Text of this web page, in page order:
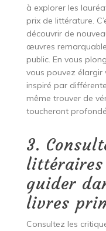
à explorer les
prix de littérature.
découvrir de
œuvres
public. En vous
vous pouvez élargir
inspiré par
même trouver de
toucheront
3.
guider
livres
Consultez les